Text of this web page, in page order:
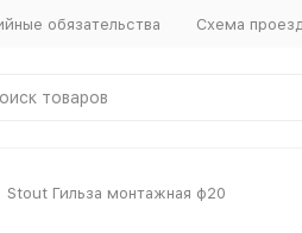
обязательства Схема
Stout Гильза монтажная ф20